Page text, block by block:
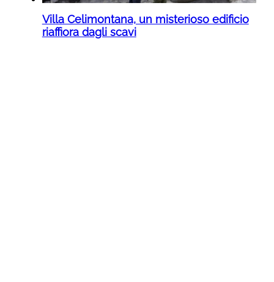
Villa Celimontana, un misterioso edificio
riaffiora dagli scavi